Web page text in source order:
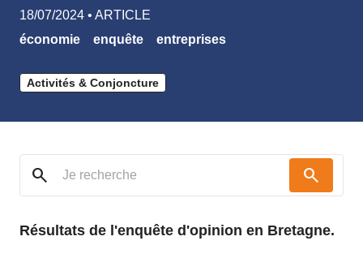
18/07/2024 • ARTICLE
économie
enquête entreprises
Activités & Conjoncture
search search
Résultats de l'enquête d'opinion en Bretagne.